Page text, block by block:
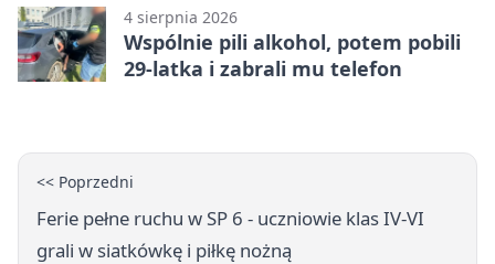
4 sierpnia 2026
Wspólnie pili alkohol, potem pobili
29-latka i zabrali mu telefon
<< Poprzedni
Ferie pełne ruchu w SP 6 - uczniowie klas IV-VI
grali w siatkówkę i piłkę nożną